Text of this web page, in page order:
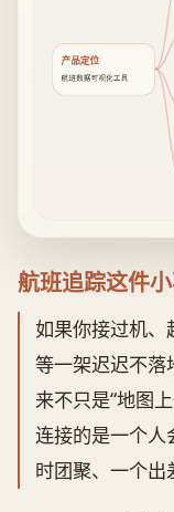
产品定位
航班数据可视化工具
航班追踪这件
如果你接过机、
等一架迟迟不落
来不只是“地图
连接的是一个人
时团聚、一个出